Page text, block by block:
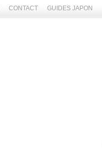
CONTACT GUIDES JAPON